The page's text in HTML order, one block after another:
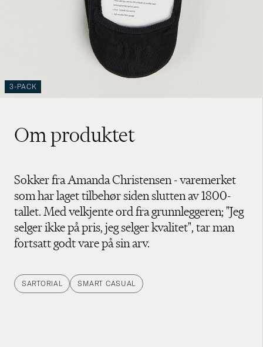
3-PACK
Om produktet
Sokker fra Amanda Christensen - varemerket
som har laget tilbehør siden slutten av 1800-
tallet. Med velkjente ord fra grunnleggeren; "Jeg
selger ikke på pris, jeg selger kvalitet", tar man
fortsatt godt vare på sin arv.
SARTORIAL SMART CASUAL